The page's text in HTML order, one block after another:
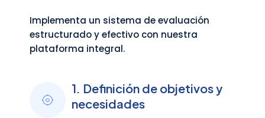
Implementa un sistema de evaluación
estructurado y efectivo con nuestra
plataforma integral.
1. Definición de objetivos y
necesidades